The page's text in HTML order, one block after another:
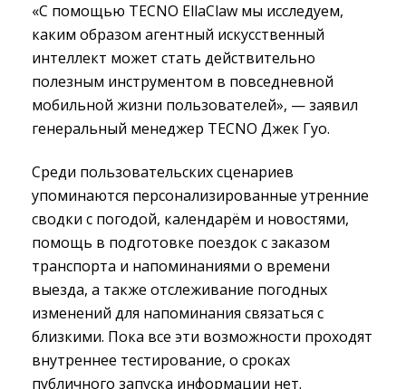
«С помощью TECNO EllaClaw мы исследуем,
каким образом агентный искусственный
интеллект может стать действительно
полезным инструментом в повседневной
мобильной жизни пользователей», — заявил
генеральный менеджер TECNO Джек Гуо.
Среди пользовательских сценариев
упоминаются персонализированные утренние
сводки с погодой, календарём и новостями,
помощь в подготовке поездок с заказом
транспорта и напоминаниями о времени
выезда, а также отслеживание погодных
изменений для напоминания связаться с
близкими. Пока все эти возможности проходят
внутреннее тестирование, о сроках
публичного запуска информации нет.